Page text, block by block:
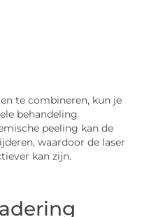
te combineren, kun je
behandeling
peeling kan de
waardoor de laser
kan zijn.